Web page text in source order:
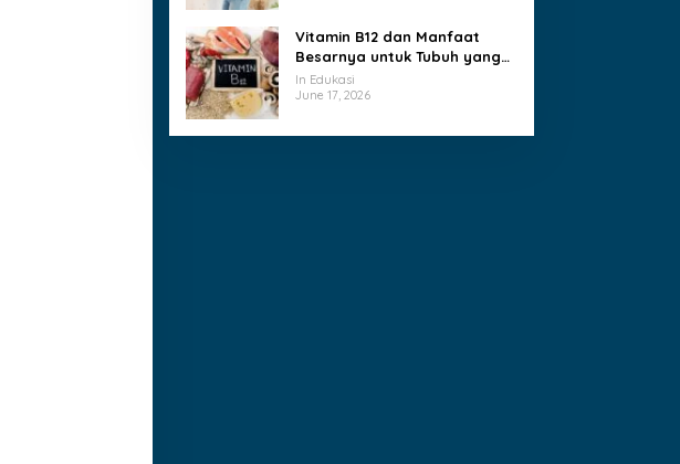
Vitamin B12 dan Manfaat
Besarnya untuk Tubuh yang
Sering Terlupakan
In Edukasi
June 17, 2026